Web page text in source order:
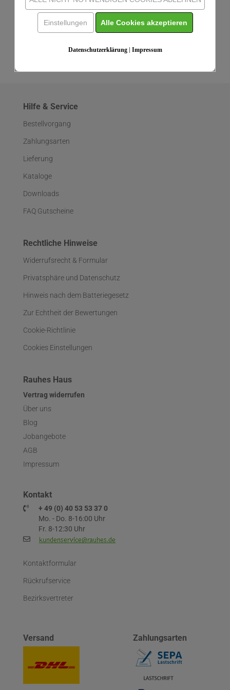
Hilfe & Service
Bestellvorgang
Zahlungsarten
Lieferung
Kataloge
Downloads
FAQ Gutscheine
Rechtliche Hinweise
Widerrufsrecht & Formular
Privatsphäre und Datenschutz
Hinweis nach dem Batteriegesetz
Zur Echtheit der Bewertungen
Cookie-Richtlinie
Cookies Einstellungen
Rauhes Haus
Vertrag widerrufen
Über uns
Blog
Jobangebote
AGB
Impressum
Kontakt
+ 49 (0) 40 53 53 37 0
Mo. - Do. 8-16:00 Uhr
Fr. 8-12:30 Uhr
Kontaktformular
Rückrufservice
Bezirksvertreter
Versand Zahlungsarten
Einstellungen Alle Cookies akzeptieren
Datenschutzerklärung| Impressum